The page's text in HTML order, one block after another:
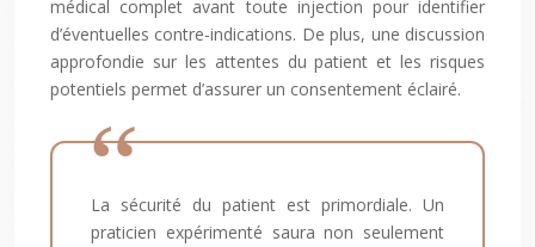
médical complet avant toute injection pour identifier
d’éventuelles contre-indications. De plus, une discussion
approfondie sur les attentes du patient et les risques
potentiels permet d’assurer un consentement éclairé.
La sécurité du patient est primordiale. Un
praticien expérimenté saura non seulement